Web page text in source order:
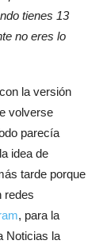
tienes 13
no eres lo
la versión
volverse
parecía
idea de
tarde porque
redes
, para la
Noticias la